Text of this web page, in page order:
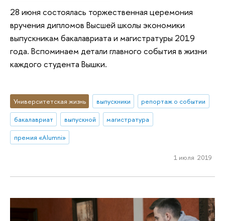
28 июня состоялась торжественная церемония
вручения дипломов Высшей школы экономики
выпускникам бакалавриата и магистратуры 2019
года. Вспоминаем детали главного события в жизни
каждого студента Вышки.
Университетская жизнь выпускники
репортаж о событии
бакалавриат
выпускной
магистратура
премия «Alumni»
1 июля 2019